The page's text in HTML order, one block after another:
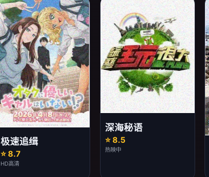
极速追缉
⭐ 8.7
HD高清
深海秘语
⭐ 8.5
热映中